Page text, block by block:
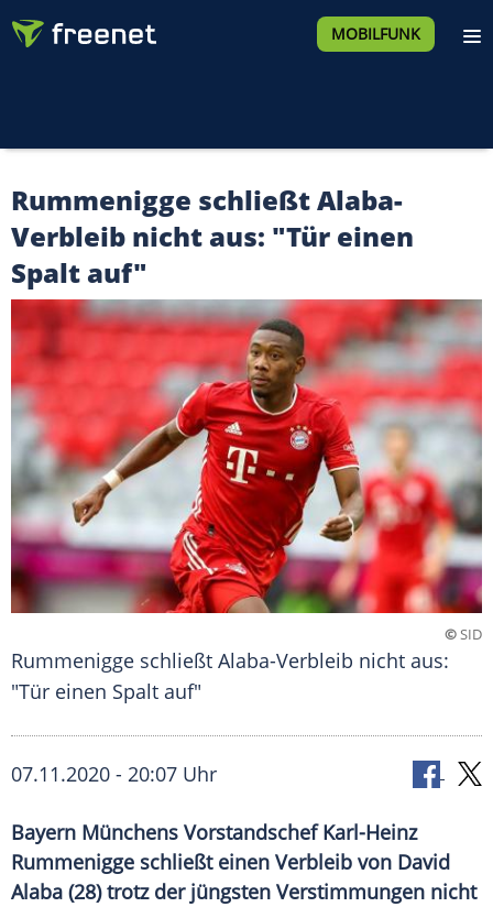
MOBILFUNK
Rummenigge schließt Alaba-
Verbleib nicht aus: "Tür einen
Spalt auf"
©SID
Rummenigge schließt Alaba-Verbleib nicht aus:
"Tür einen Spalt auf"
07.11.2020 - 20:07 Uhr
Bayern Münchens Vorstandschef Karl-Heinz
Rummenigge schließt einen Verbleib von David
Alaba (28) trotz der jüngsten Verstimmungen nicht